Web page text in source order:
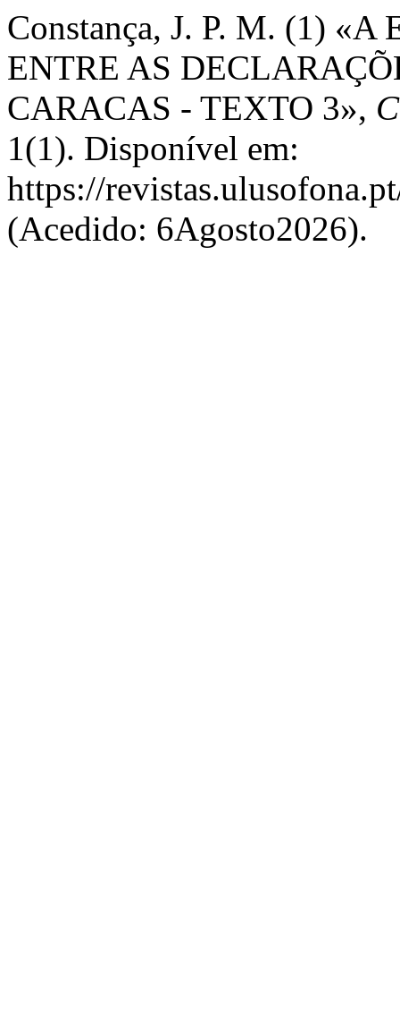
Constança, J. P. M. (1)
ENTRE AS
CARACAS - TEXTO 3»,
1(1). Disponível em:
https://
(Acedido: 6Agosto2026).